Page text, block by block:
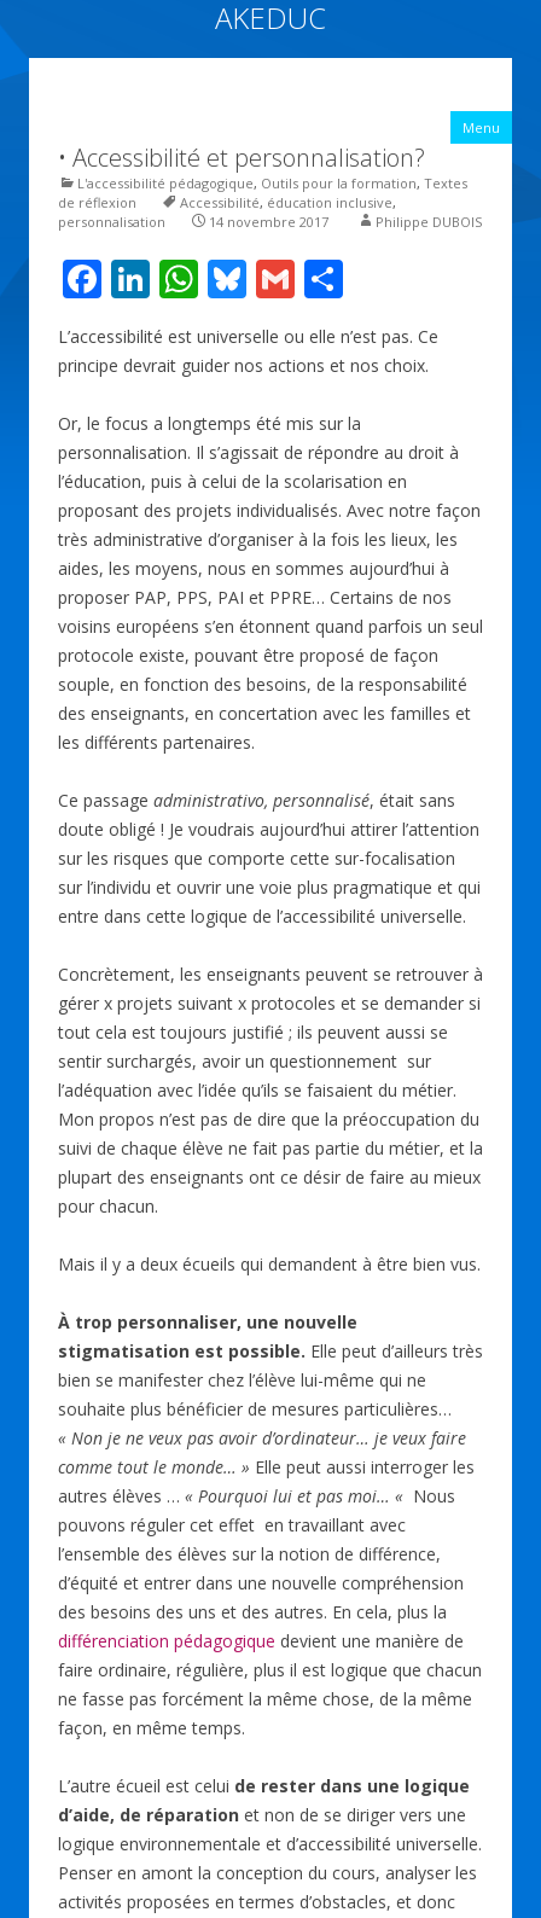
AKEDUC
Menu
• Accessibilité et personnalisation?
L'accessibilité pédagogique, Outils pour la formation, Textes
de réflexion
Accessibilité, éducation inclusive,
personnalisation
14 novembre 2017 Philippe DUBOIS
F
ac
e
o
o
k
Li
n
k
dI
n
W
h
at
A
p
p
Bl
u
e
y
G
m
ai
ar
ta
er
L’accessibilité est universelle ou elle n’est pas. Ce
principe devrait guider nos actions et nos choix.
Or, le focus a longtemps été mis sur la
personnalisation. Il s’agissait de répondre au droit à
l’éducation, puis à celui de la scolarisation en
proposant des projets individualisés. Avec notre façon
très administrative d’organiser à la fois les lieux, les
aides, les moyens, nous en sommes aujourd’hui à
proposer PAP, PPS, PAI et PPRE… Certains de nos
voisins européens s’en étonnent quand parfois un seul
protocole existe, pouvant être proposé de façon
souple, en fonction des besoins, de la responsabilité
des enseignants, en concertation avec les familles et
les différents partenaires.
Ce passage administrativo, personnalisé, était sans
doute obligé ! Je voudrais aujourd’hui attirer l’attention
sur les risques que comporte cette sur-focalisation
sur l’individu et ouvrir une voie plus pragmatique et qui
entre dans cette logique de l’accessibilité universelle.
Concrètement, les enseignants peuvent se retrouver à
gérer x projets suivant x protocoles et se demander si
tout cela est toujours justifié ; ils peuvent aussi se
sentir surchargés, avoir un questionnement sur
l’adéquation avec l’idée qu’ils se faisaient du métier.
Mon propos n’est pas de dire que la préoccupation du
suivi de chaque élève ne fait pas partie du métier, et la
plupart des enseignants ont ce désir de faire au mieux
pour chacun.
Mais il y a deux écueils qui demandent à être bien vus.
À trop personnaliser, une nouvelle
stigmatisation est possible. Elle peut d’ailleurs très
bien se manifester chez l’élève lui-même qui ne
souhaite plus bénéficier de mesures particulières…
« Non je ne veux pas avoir d’ordinateur… je veux faire
comme tout le monde… » Elle peut aussi interroger les
autres élèves … « Pourquoi lui et pas moi… « Nous
pouvons réguler cet effet en travaillant avec
l’ensemble des élèves sur la notion de différence,
d’équité et entrer dans une nouvelle compréhension
des besoins des uns et des autres. En cela, plus la
différenciation pédagogique devient une manière de
faire ordinaire, régulière, plus il est logique que chacun
ne fasse pas forcément la même chose, de la même
façon, en même temps.
L’autre écueil est celui de rester dans une logique
d’aide, de réparation et non de se diriger vers une
logique environnementale et d’accessibilité universelle.
Penser en amont la conception du cours, analyser les
activités proposées en termes d’obstacles, et donc